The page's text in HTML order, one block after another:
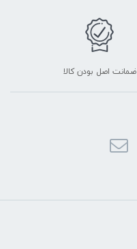
ضمانت اصل بودن کالا